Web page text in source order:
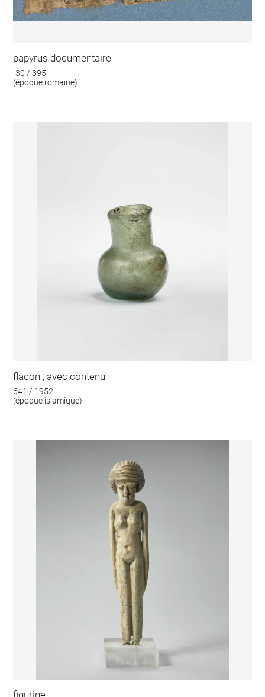
papyrus documentaire
-30 / 395
(époque romaine)
flacon ; avec contenu
641 / 1952
(époque islamique)
figurine